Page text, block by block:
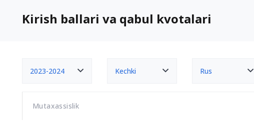
Kirish ballari va qabul kvotalari
2023-2024 Kechki Rus
Mutaxassislik